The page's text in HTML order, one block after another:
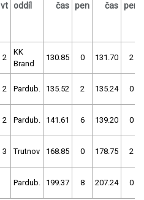
vt oddíl čas pen čas pen
2
KK
Brand
130.85 0 131.70 2
2 Pardub. 135.52 2 135.24 0
2 Pardub. 141.61 6 139.20 0
3 Trutnov 168.85 0 178.75 2
Pardub. 199.37 8 207.24 0